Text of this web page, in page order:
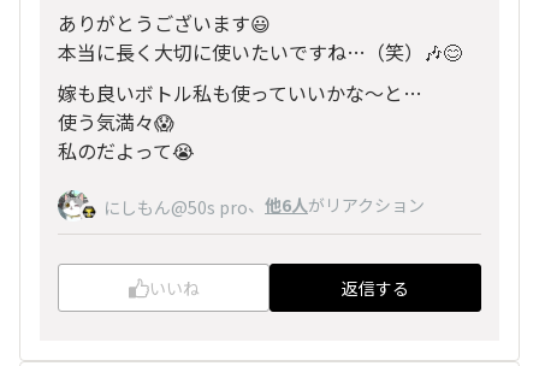
ありがとうございます😃
本当に長く大切に使いたいですね…（笑）🎶😊
嫁も良いボトル私も使っていいかな〜と…
使う気満々😱
私のだよって😭
にしもん@50s pro、 他6人がリアクション
いいね 返信する